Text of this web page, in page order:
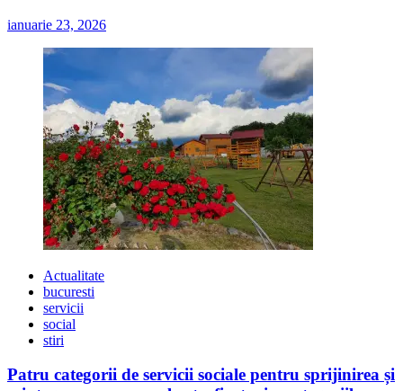
ianuarie 23, 2026
Actualitate
bucuresti
servicii
social
stiri
Patru categorii de servicii sociale pentru sprijinirea și